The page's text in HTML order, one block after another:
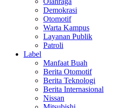
Demokrasi
Otomotif
Warta Kampus
Layanan Publik
Patroli
Label
Manfaat Buah
Berita Otomotif
Berita Teknologi
Berita Internasional
Nissan